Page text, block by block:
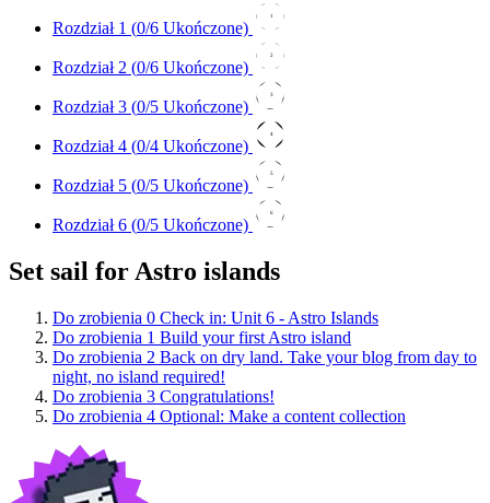
Rozdział 1 (0/6 Ukończone)
1
Rozdział 2 (0/6 Ukończone)
2
Rozdział 3 (0/5 Ukończone)
3
Rozdział 4 (0/4 Ukończone)
4
Rozdział 5 (0/5 Ukończone)
5
Rozdział 6 (0/5 Ukończone)
6
Set sail for Astro islands
Do zrobienia 0 Check in: Unit 6 - Astro Islands
Do zrobienia 1 Build your first Astro island
Do zrobienia 2 Back on dry land. Take your blog from day to
night, no island required!
Do zrobienia 3 Congratulations!
Do zrobienia 4 Optional: Make a content collection